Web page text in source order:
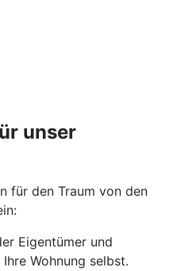
unser
für den Traum von den
Eigentümer und
Wohnung selbst.